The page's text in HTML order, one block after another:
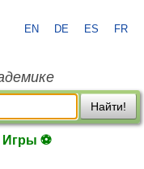
EN DE ES FR
Найти!
Игры ⚽